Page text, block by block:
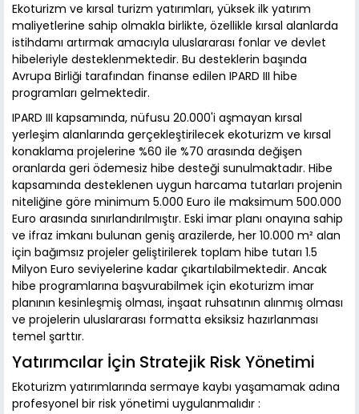
Ekoturizm ve kırsal turizm yatırımları, yüksek ilk yatırım
maliyetlerine sahip olmakla birlikte, özellikle kırsal alanlarda
istihdamı artırmak amacıyla uluslararası fonlar ve devlet
hibeleriyle desteklenmektedir. Bu desteklerin başında
Avrupa Birliği tarafından finanse edilen IPARD III hibe
programları gelmektedir.
IPARD III kapsamında, nüfusu 20.000'i aşmayan kırsal
yerleşim alanlarında gerçekleştirilecek ekoturizm ve kırsal
konaklama projelerine %60 ile %70 arasında değişen
oranlarda geri ödemesiz hibe desteği sunulmaktadır. Hibe
kapsamında desteklenen uygun harcama tutarları projenin
niteliğine göre minimum 5.000 Euro ile maksimum 500.000
Euro arasında sınırlandırılmıştır. Eski imar planı onayına sahip
ve ifraz imkanı bulunan geniş arazilerde, her 10.000 m² alan
için bağımsız projeler geliştirilerek toplam hibe tutarı 1.5
Milyon Euro seviyelerine kadar çıkartılabilmektedir. Ancak
hibe programlarına başvurabilmek için ekoturizm imar
planının kesinleşmiş olması, inşaat ruhsatının alınmış olması
ve projelerin uluslararası formatta eksiksiz hazırlanması
temel şarttır.
Yatırımcılar İçin Stratejik Risk Yönetimi
Ekoturizm yatırımlarında sermaye kaybı yaşamamak adına
profesyonel bir risk yönetimi uygulanmalıdır :